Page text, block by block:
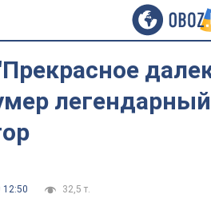
12:50
32,5 т.